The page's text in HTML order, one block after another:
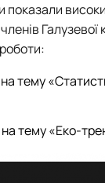
показали
роботи:
тему
на тему «Еко-